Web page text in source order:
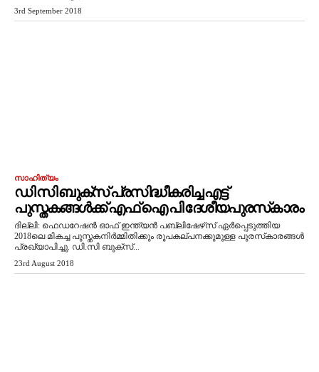
3rd September 2018
സാഹിത്യം
ഡി സി ബുക്‌സ് പ്രസിദ്ധീകരിച്ച എട്ട്
പുസ്തകങ്ങള്‍ക്ക് എഫ് ഐ പി ദേശീയപുരസ്‌കാരം
ദില്ലി: ഫെഡറേഷന്‍ ഓഫ് ഇന്ത്യന്‍ പബ്ലിഷേഴ്‌സ് ഏര്‍പ്പെടുത്തിയ
2018ലെ മികച്ച പുസ്തകനിര്‍മ്മിതിക്കും രൂപകല്പനക്കുമുള്ള പുരസ്‌കാരങ്ങള്‍
പ്രഖ്യാപിച്ചു. ഡി.സി ബുക്‌സ്...
23rd August 2018